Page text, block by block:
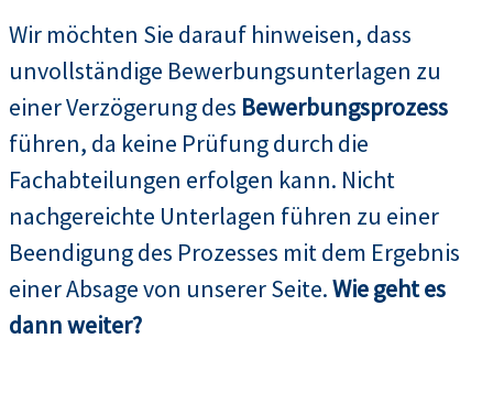
Wir möchten Sie darauf hinweisen, dass
unvollständige Bewerbungsunterlagen zu
einer Verzögerung des Bewerbungsprozess
führen, da keine Prüfung durch die
Fachabteilungen erfolgen kann. Nicht
nachgereichte Unterlagen führen zu einer
Beendigung des Prozesses mit dem Ergebnis
einer Absage von unserer Seite.Wie geht es
dann weiter?